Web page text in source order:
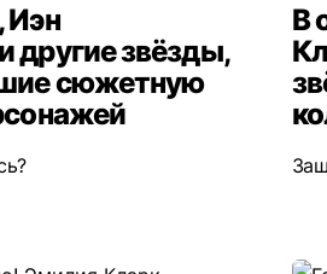
Иэн
другие звёзды,
сюжетную
В